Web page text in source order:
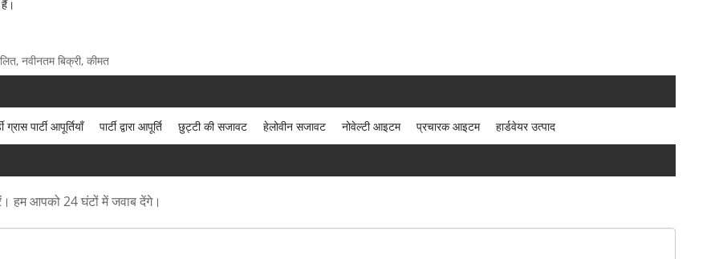
नवीनतम बिक्री, कीमत
ग्रास पार्टी आपूर्तियाँ पार्टी द्वारा आपूर्ति छुट्टी की सजावट हेलोवीन सजावट नोवेल्टी आइटम प्रचारक आइटम हार्डवेयर उत्पाद
हम आपको 24 घंटों में जवाब देंगे।